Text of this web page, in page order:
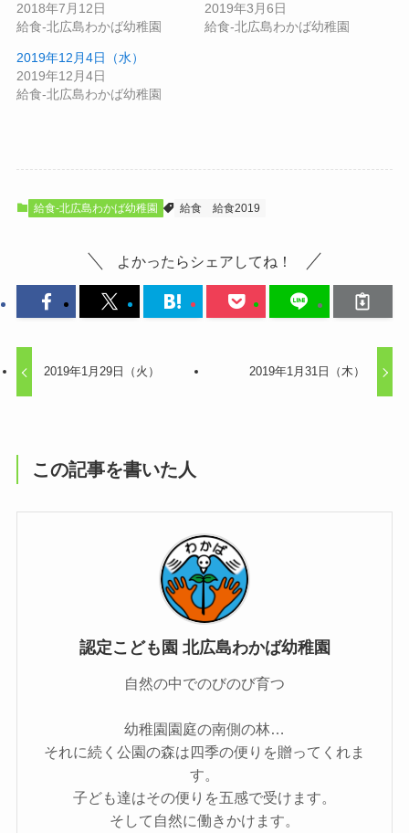
2018年7月12日
給食-北広島わかば幼稚園
2019年3月6日
給食-北広島わかば幼稚園
2019年12月4日（水）
2019年12月4日
給食-北広島わかば幼稚園
給食-北広島わかば幼稚園 給食 給食2019
よかったらシェアしてね！
2019年1月29日（火） 2019年1月31日（木）
この記事を書いた人
認定こども園 北広島わかば幼稚園
自然の中でのびのび育つ
幼稚園園庭の南側の林…
それに続く公園の森は四季の便りを贈ってくれま
す。
子ども達はその便りを五感で受けます。
そして自然に働きかけます。